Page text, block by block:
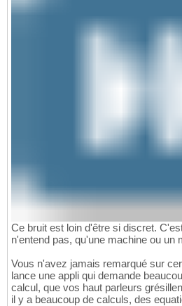
Ce bruit est loin d'être si discret.
n'entend pas, qu'une machine ou un
Vous n'avez jamais remarqué sur
lance une appli qui demande
calcul, que vos haut parleurs
il y a beaucoup de calculs, des